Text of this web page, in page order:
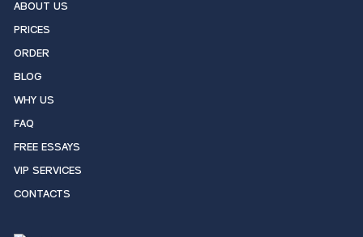
ABOUT US
PRICES
ORDER
BLOG
WHY US
FAQ
FREE ESSAYS
VIP SERVICES
CONTACTS